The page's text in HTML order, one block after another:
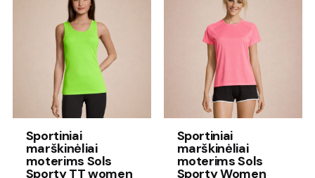
Sportiniai
marškinėliai
moterims Sols
Sporty TT women
Sportiniai
marškinėliai
moterims Sols
Sporty Women